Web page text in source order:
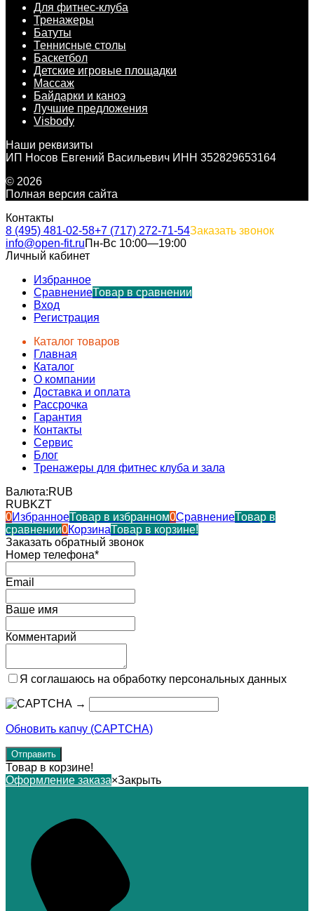
Для фитнес-клуба
Тренажеры
Батуты
Теннисные столы
Баскетбол
Детские игровые площадки
Массаж
Байдарки и каноэ
Лучшие предложения
Visbody
Наши реквизиты
ИП Носов Евгений Васильевич ИНН 352829653164
© 2026
Полная версия сайта
Контакты
8 (495) 481-02-58+7 (717) 272-71-54Заказать звонок
info@open-fit.ruПн-Вс 10:00—19:00
Личный кабинет
Избранное
СравнениеТовар в сравнении
Вход
Регистрация
Каталог товаров
Главная
Каталог
О компании
Доставка и оплата
Рассрочка
Гарантия
Контакты
Сервис
Блог
Тренажеры для фитнес клуба и зала
Валюта:RUB
RUBKZT
0ИзбранноеТовар в избранном0СравнениеТовар в
сравнении0КорзинаТовар в корзине!
Заказать обратный звонок
Номер телефона*
Email
Ваше имя
Комментарий
Я соглашаюсь на обработку персональных данных
→
Обновить капчу (CAPTCHA)
Товар в корзине!
Оформление заказа×Закрыть